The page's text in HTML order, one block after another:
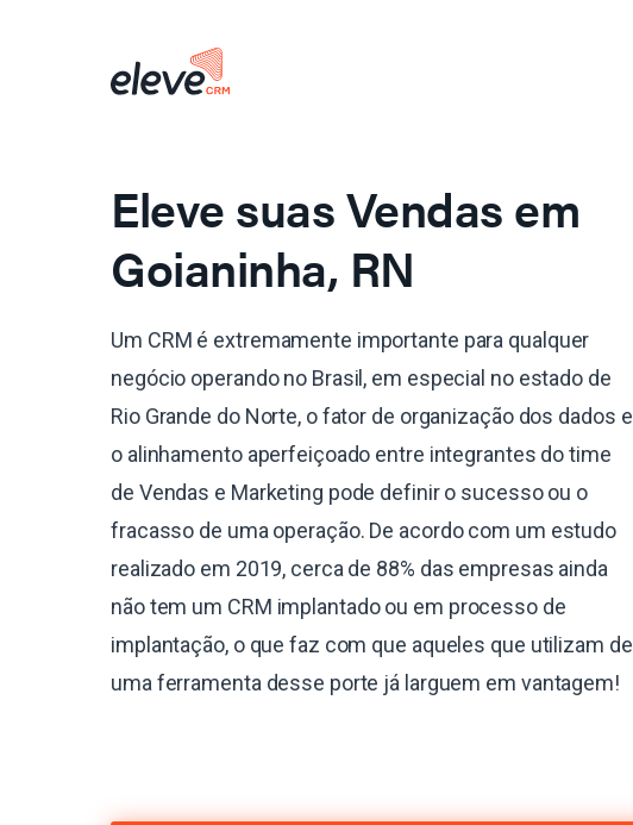
Eleve suas Vendas em
Goianinha, RN
Um CRM é extremamente importante para qualquer
negócio operando no Brasil, em especial no estado de
Rio Grande do Norte, o fator de organização dos dados e
o alinhamento aperfeiçoado entre integrantes do time
de Vendas e Marketing pode definir o sucesso ou o
fracasso de uma operação. De acordo com um estudo
realizado em 2019, cerca de 88% das empresas ainda
não tem um CRM implantado ou em processo de
implantação, o que faz com que aqueles que utilizam de
uma ferramenta desse porte já larguem em vantagem!